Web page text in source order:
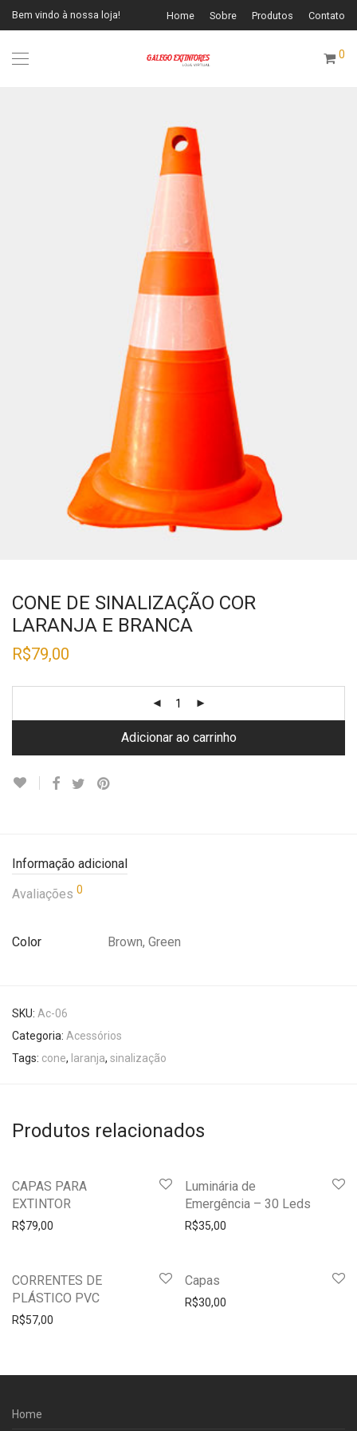
Bem vindo à nossa loja! Home Sobre Produtos Contato
0
CONE DE SINALIZAÇÃO COR
LARANJA E BRANCA
R$79,00
Adicionar ao carrinho
Informação adicional
Avaliações 0
Color Brown, Green
SKU: Ac-06
Categoria: Acessórios
Tags: cone, laranja, sinalização
Produtos relacionados
CAPAS PARA
EXTINTOR
R$79,00
Luminária de
Emergência – 30 Leds
R$35,00
CORRENTES DE
PLÁSTICO PVC
R$57,00
Capas
R$30,00
Home